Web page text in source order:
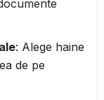
: Alege haine
de pe